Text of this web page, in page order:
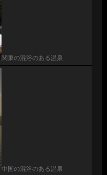
関東の混浴のある温泉
中国の混浴のある温泉